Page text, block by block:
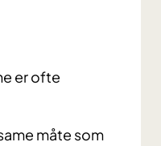
er ofte
måte som